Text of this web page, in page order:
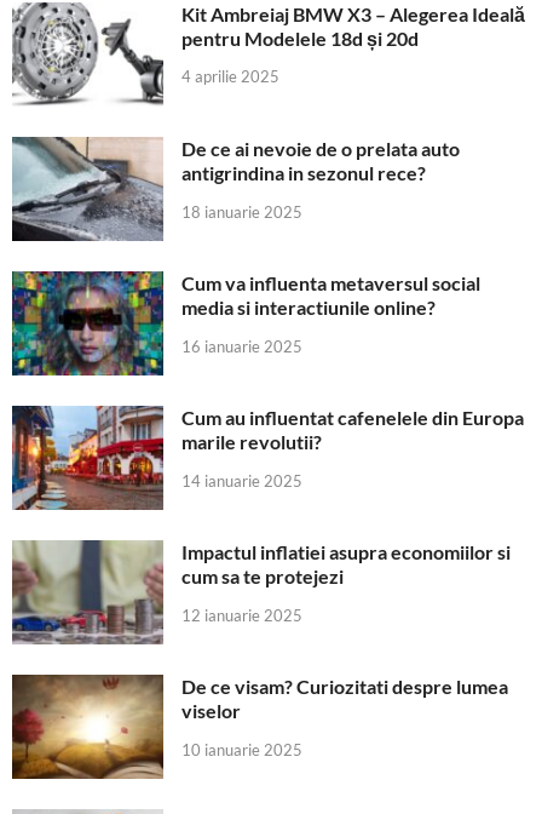
Kit Ambreiaj BMW X3 – Alegerea Ideală
pentru Modelele 18d și 20d
4 aprilie 2025
De ce ai nevoie de o prelata auto
antigrindina in sezonul rece?
18 ianuarie 2025
Cum va influenta metaversul social
media si interactiunile online?
16 ianuarie 2025
Cum au influentat cafenelele din Europa
marile revolutii?
14 ianuarie 2025
Impactul inflatiei asupra economiilor si
cum sa te protejezi
12 ianuarie 2025
De ce visam? Curiozitati despre lumea
viselor
10 ianuarie 2025